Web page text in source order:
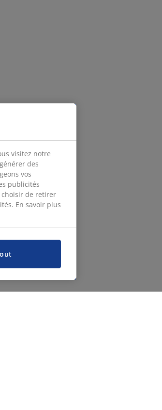
visitez notre
des
vos
publicités
choisir de retirer
En savoir plus